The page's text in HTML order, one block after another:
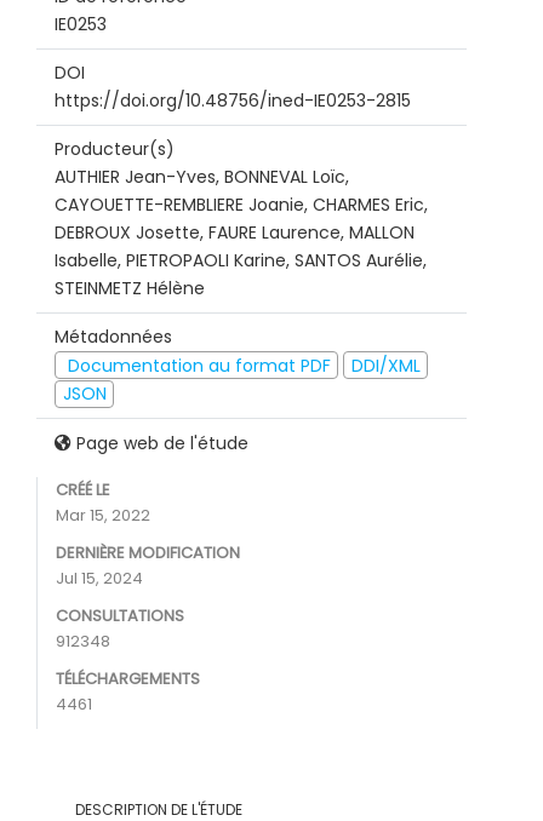
IE0253
DOI
https://doi.org/10.48756/ined-IE0253-2815
Producteur(s)
AUTHIER Jean-Yves, BONNEVAL Loïc,
CAYOUETTE-REMBLIERE Joanie, CHARMES Eric,
DEBROUX Josette, FAURE Laurence, MALLON
Isabelle, PIETROPAOLI Karine, SANTOS Aurélie,
STEINMETZ Hélène
Métadonnées
Documentation au format PDF
DDI/XML
JSON
Page web de l'étude
CRÉÉ LE
Mar 15, 2022
DERNIÈRE MODIFICATION
Jul 15, 2024
CONSULTATIONS
912348
TÉLÉCHARGEMENTS
4461
DESCRIPTION DE L'ÉTUDE